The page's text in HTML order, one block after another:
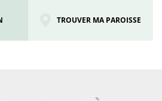
TROUVER MA PAROISSE